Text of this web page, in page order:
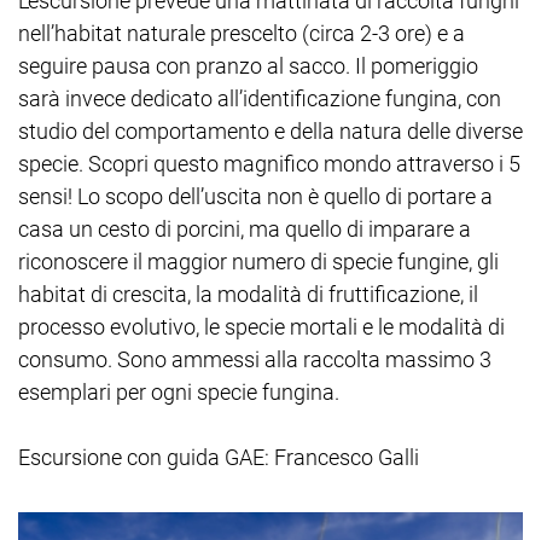
nell’habitat naturale prescelto (circa 2-3 ore) e a
seguire pausa con pranzo al sacco. Il pomeriggio
sarà invece dedicato all’identificazione fungina, con
studio del comportamento e della natura delle diverse
specie. Scopri questo magnifico mondo attraverso i 5
sensi! Lo scopo dell’uscita non è quello di portare a
casa un cesto di porcini, ma quello di imparare a
riconoscere il maggior numero di specie fungine, gli
habitat di crescita, la modalità di fruttificazione, il
processo evolutivo, le specie mortali e le modalità di
consumo. Sono ammessi alla raccolta massimo 3
esemplari per ogni specie fungina.
Escursione con guida GAE: Francesco Galli